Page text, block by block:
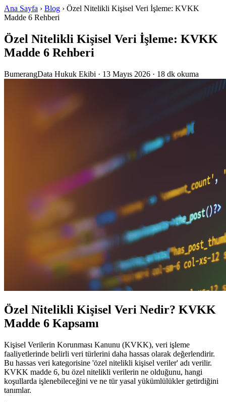
Ana Sayfa › Blog › Özel Nitelikli Kişisel Veri İşleme: KVKK
Madde 6 Rehberi
Özel Nitelikli Kişisel Veri İşleme: KVKK
Madde 6 Rehberi
BumerangData Hukuk Ekibi · 13 Mayıs 2026 · 18 dk okuma
Özel Nitelikli Kişisel Veri Nedir? KVKK
Madde 6 Kapsamı
Kişisel Verilerin Korunması Kanunu (KVKK), veri işleme
faaliyetlerinde belirli veri türlerini daha hassas olarak değerlendirir.
Bu hassas veri kategorisine 'özel nitelikli kişisel veriler' adı verilir.
KVKK madde 6, bu özel nitelikli verilerin ne olduğunu, hangi
koşullarda işlenebileceğini ve ne tür yasal yükümlülükler getirdiğini
tanımlar.